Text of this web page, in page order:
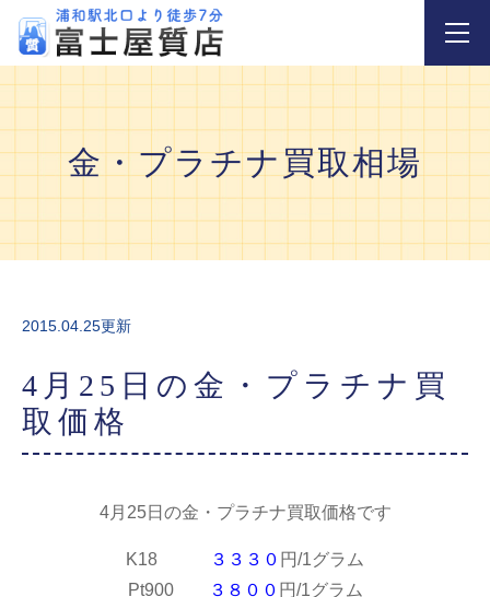
金・プラチナ買取相場
2015.04.25更新
4月25日の金・プラチナ買
取価格
4月25日の金・プラチナ買取価格です
K18 ３３３０ 円/1グラム
Pt900
３８００ 円/1グラム